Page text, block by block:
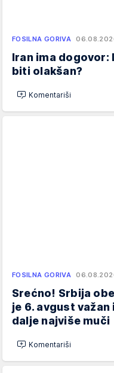
FOSILNA GORIVA
Iran ima
biti olakšan?
Komentariši
FOSILNA GORIVA
Srećno! Srbija
je 6. avgust
dalje najviše muči
Komentariši